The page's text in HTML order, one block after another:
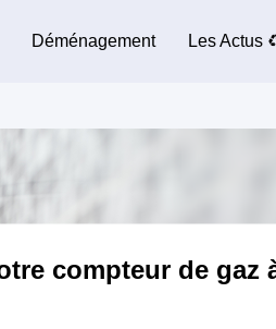
Déménagement Les Actus